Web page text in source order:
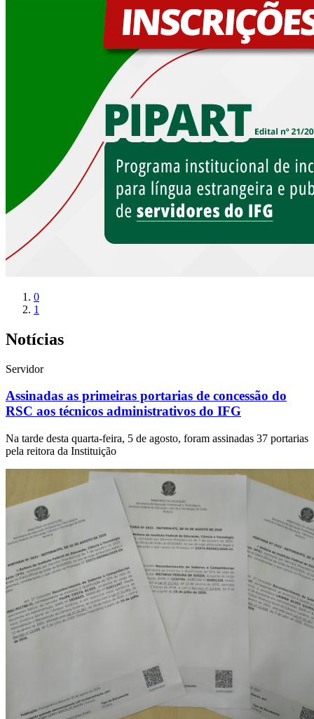
0
1
Notícias
Servidor
Assinadas as primeiras portarias de concessão do
RSC aos técnicos administrativos do IFG
Na tarde desta quarta-feira, 5 de agosto, foram assinadas 37 portarias
pela reitora da Instituição